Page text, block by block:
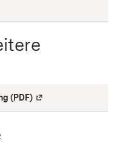
(PDF) Externe Verlinkung